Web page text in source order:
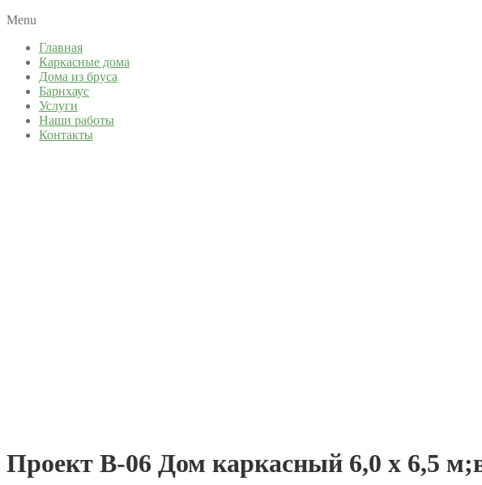
Menu
Главная
Каркасные дома
Дома из бруса
Барнхаус
Услуги
Наши работы
Контакты
Проект В-06 Дом каркасный 6,0 x 6,5